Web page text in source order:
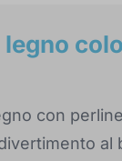
legno
con
al